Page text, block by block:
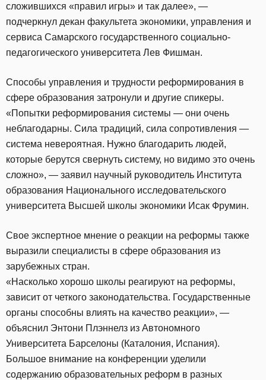
сложившихся «правил игры» и так далее», —
подчеркнул декан факультета экономики, управления и
сервиса Самарского государственного социально-
педагогического университета Лев Фишман.
Способы управления и трудности реформирования в
сфере образования затронули и другие спикеры.
«Попытки реформирования системы — они очень
неблагодарны. Сила традиций, сила сопротивления —
система невероятная. Нужно благодарить людей,
которые берутся свернуть систему, но видимо это очень
сложно», — заявил научный руководитель Института
образования Национального исследовательского
университета Высшей школы экономики Исак Фрумин.
Свое экспертное мнение о реакции на реформы также
выразили специалисты в сфере образования из
зарубежных стран.
«Насколько хорошо школы реагируют на реформы,
зависит от четкого законодательства. Государственные
органы способны влиять на качество реакции», —
объяснил Энтони Плэннелз из Автономного
Университета Барселоны (Каталония, Испания).
Большое внимание на конференции уделили
содержанию образовательных реформ в разных